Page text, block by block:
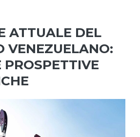
ATTUALE DEL
VENEZUELANO: